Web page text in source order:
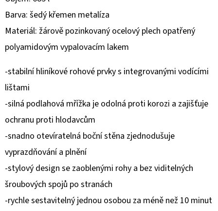
Barva: šedý křemen metalíza
Materiál: žárově pozinkovaný ocelový plech opatřený
polyamidovým vypalovacím lakem
-stabilní hliníkové rohové prvky s integrovanými vodícími
lištami
-silná podlahová mřížka je odolná proti korozi a zajišťuje
ochranu proti hlodavcům
-snadno otevíratelná boční stěna zjednodušuje
vyprazdňování a plnění
-stylový design se zaoblenými rohy a bez viditelných
šroubových spojů po stranách
-rychle sestavitelný jednou osobou za méně než 10 minut
HĽADAŤ
O
P
O
R
Ú
Č
A
M